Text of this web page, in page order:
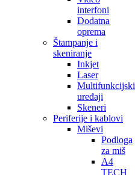
interfoni
Dodatna
oprema
Štampanje i
skeniranje
Inkjet
Laser
Multifunkcijski
uređaji
Skeneri
Periferije i kablovi
Miševi
Podloga
za miš
A4
TECH